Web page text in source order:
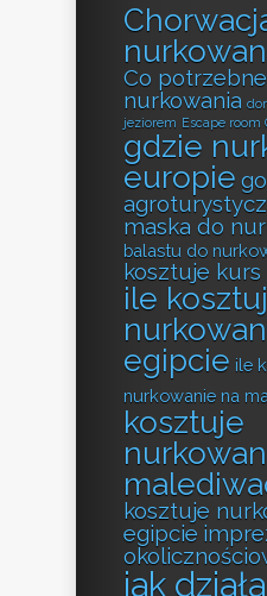
Co
nurkowania
jeziorem Escape room
gdzie
europie
maska do
balastu do
kosztuje kurs
ile
egipcie ile
nurkowanie na
kosztuje
kosztuje
egipcie
jak